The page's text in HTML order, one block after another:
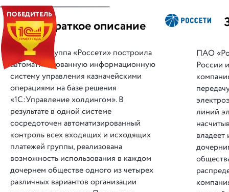
|| Краткое описание
Группа «Россети» построила
автоматизированную информационную
систему управления казначейскими
операциями на базе решения
«1С:Управление холдингом». В
результате в одной системе
сосредоточен автоматизированный
контроль всех входящих и исходящих
платежей группы, реализована
возможность использования в каждом
дочернем обществе одного из четырех
различных вариантов организации
ПАО
России
линий
владеет